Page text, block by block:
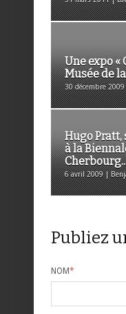
Une expo «
Musée de
30 décembre 2009
Hugo Pratt,
à la
6 avril 2009 |
Publiez
NOM*